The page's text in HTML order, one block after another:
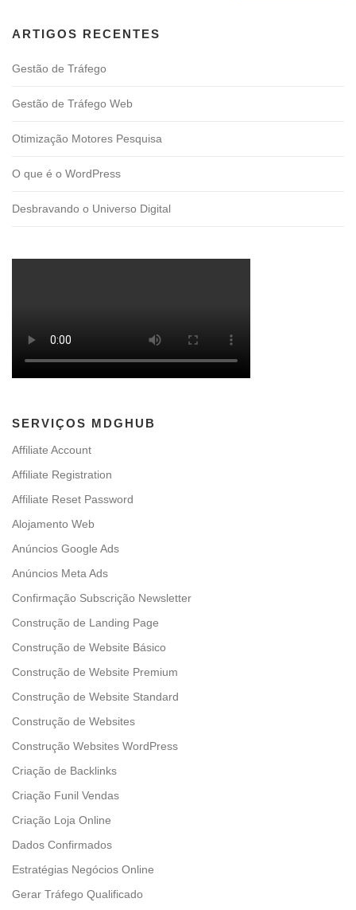
ARTIGOS RECENTES
Gestão de Tráfego
Gestão de Tráfego Web
Otimização Motores Pesquisa
O que é o WordPress
Desbravando o Universo Digital
SERVIÇOS MDGHUB
Affiliate Account
Affiliate Registration
Affiliate Reset Password
Alojamento Web
Anúncios Google Ads
Anúncios Meta Ads
Confirmação Subscrição Newsletter
Construção de Landing Page
Construção de Website Básico
Construção de Website Premium
Construção de Website Standard
Construção de Websites
Construção Websites WordPress
Criação de Backlinks
Criação Funil Vendas
Criação Loja Online
Dados Confirmados
Estratégias Negócios Online
Gerar Tráfego Qualificado